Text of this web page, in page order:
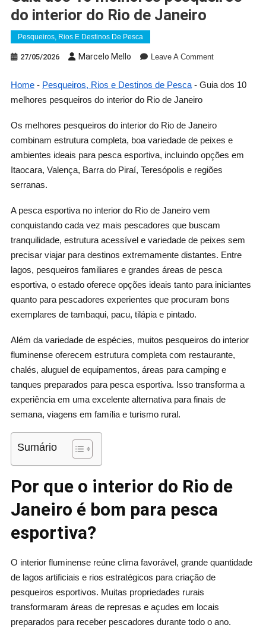
do interior do Rio de Janeiro
Pesqueiros, Rios E Destinos De Pesca
27/05/2026 Marcelo Mello Leave A CommentOn
Dos
Do
Rio
Home- Pesqueiros, Rios e Destinos de Pesca- Guia dos 10
melhores pesqueiros do interior do Rio de Janeiro
Os melhores pesqueiros do interior do Rio de Janeiro
combinam estrutura completa, boa variedade de peixes e
ambientes ideais para pesca esportiva, incluindo opções em
Itaocara, Valença, Barra do Piraí, Teresópolis e regiões
serranas.
A pesca esportiva no interior do Rio de Janeiro vem
conquistando cada vez mais pescadores que buscam
tranquilidade, estrutura acessível e variedade de peixes sem
precisar viajar para destinos extremamente distantes. Entre
lagos, pesqueiros familiares e grandes áreas de pesca
esportiva, o estado oferece opções ideais tanto para iniciantes
quanto para pescadores experientes que procuram bons
exemplares de tambaqui, pacu, tilápia e pintado.
Além da variedade de espécies, muitos pesqueiros do interior
fluminense oferecem estrutura completa com restaurante,
chalés, aluguel de equipamentos, áreas para camping e
tanques preparados para pesca esportiva. Isso transforma a
experiência em uma excelente alternativa para finais de
semana, viagens em família e turismo rural.
Sumário
Por que o interior do Rio de
Janeiro é bom para pesca
esportiva?
O interior fluminense reúne clima favorável, grande quantidade
de lagos artificiais e rios estratégicos para criação de
pesqueiros esportivos. Muitas propriedades rurais
transformaram áreas de represas e açudes em locais
preparados para receber pescadores durante todo o ano.